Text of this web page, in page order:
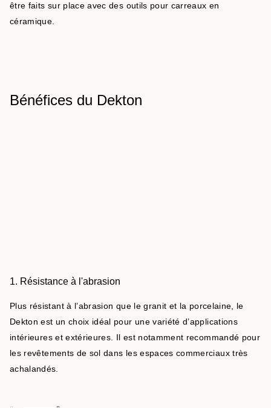
être faits sur place avec des outils pour carreaux en
céramique.
Bénéfices du Dekton
1. Résistance à l'abrasion
Plus résistant à l’abrasion que le granit et la porcelaine, le
Dekton est un choix idéal pour une variété d’applications
intérieures et extérieures. Il est notamment recommandé pour
les revêtements de sol dans les espaces commerciaux très
achalandés.